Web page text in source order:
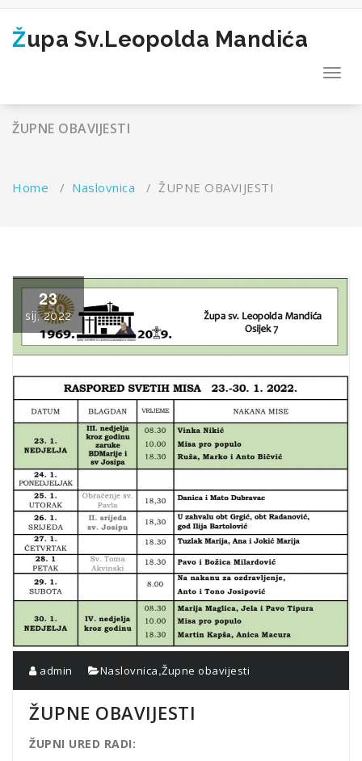
Skip
contentŽupa Sv.Leopolda Mandića
ŽUPNE OBAVIJESTI
Home / Naslovnica / ŽUPNE OBAVIJESTI
23
sij, 2022
admin Naslovnica,Župne obavijesti
ŽUPNE OBAVIJESTI
ŽUPNI URED RADI: